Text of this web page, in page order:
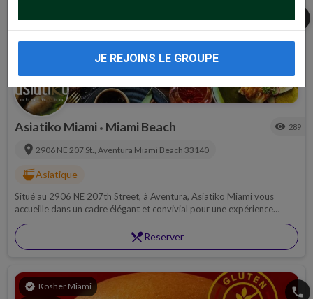
share
Asiatiko Miami • Miami Beach visibility 289
location_on 2906 NE 207 St., Aventura Miami Beach 33140
ramen_diningAsiatique
Situé au 2906 NE 207th Street, à Aventura, Asiatiko Miami vous
accueille dans un cadre élégant et convivial pour une expérience
culinaire aux saveurs asiatiques.
restaurant_menuReserver
verified Kosher Miami
phone
JE REJOINS LE GROUPE